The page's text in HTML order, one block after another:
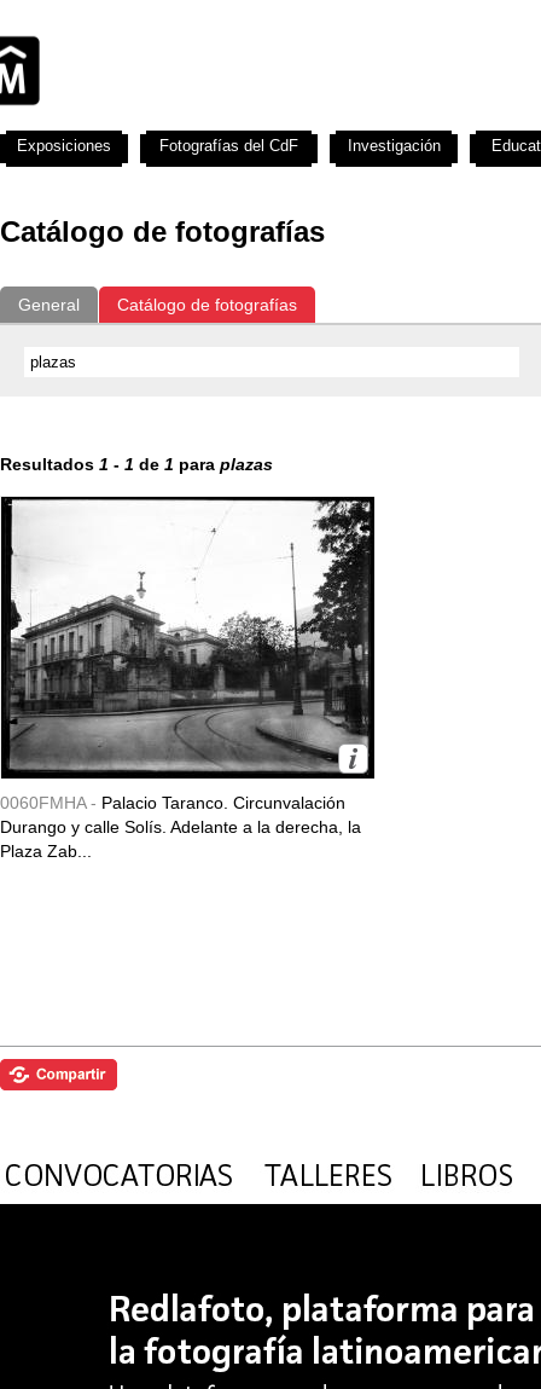
Catálogo de fotografías
General Catálogo de fotografías
Resultados 1 - 1 de 1 para plazas
0060FMHA - Palacio Taranco. Circunvalación
Durango y calle Solís. Adelante a la derecha, la
Plaza Zab...
Exposiciones Fotografías del CdF Investigación